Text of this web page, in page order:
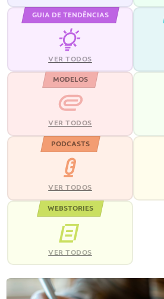
GUIA DE TENDÊNCIAS
VER TODOS
MODELOS
VER TODOS
PODCASTS
VER TODOS
WEBSTORIES
VER TODOS